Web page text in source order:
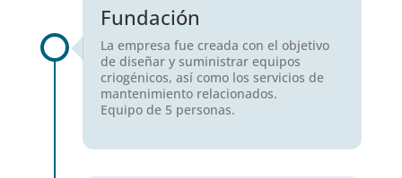
Fundación
La empresa fue creada con el objetivo
de diseñar y suministrar equipos
criogénicos, así como los servicios de
mantenimiento relacionados.
Equipo de 5 personas.